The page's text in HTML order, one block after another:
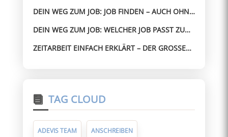
DEIN WEG ZUM JOB: JOB FINDEN – AUCH OHNE
DEIN WEG ZUM JOB: WELCHER JOB PASST ZU
RICHTUNG
ZEITARBEIT EINFACH ERKLÄRT – DER GROSSE G
TAG CLOUD
ADEVIS TEAM ANSCHREIBEN